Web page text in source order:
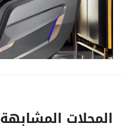
المحلات المشابهة